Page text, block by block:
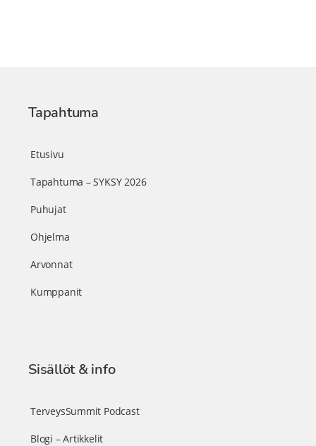
Tapahtuma
Etusivu
Tapahtuma – SYKSY 2026
Puhujat
Ohjelma
Arvonnat
Kumppanit
Sisällöt & info
TerveysSummit Podcast
Blogi – Artikkelit